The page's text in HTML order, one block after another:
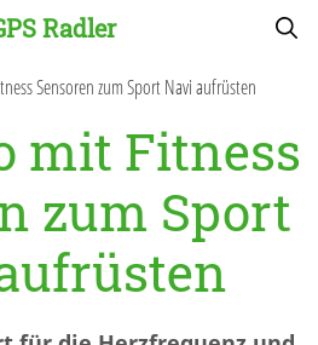
Radler
Sensoren zum Sport Navi aufrüsten
mit Fitness
zum Sport